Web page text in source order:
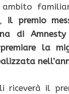
ambito
il premio
di
la
riceverà il